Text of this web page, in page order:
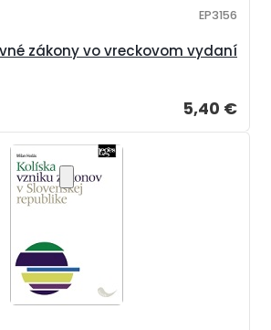
zákony vo vreckovom vydaní
EP3156
5,40 €